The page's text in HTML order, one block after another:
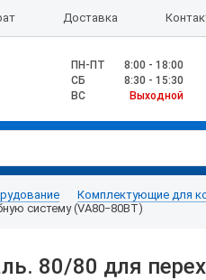
Доставка
ПН-ПТ
8:00 - 18:00
CБ
8:30 - 15:30
ВС
Выходной
Комплектующие для
систему (VA80−80BТ)
80/80 для